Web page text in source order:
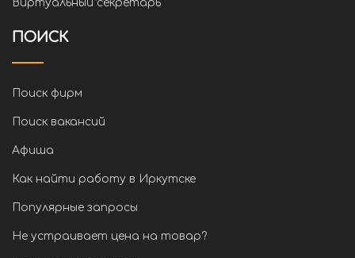
Виртуальный секретарь
ПОИСК
Поиск фирм
Поиск вакансий
Афиша
Как найти работу в Иркутске
Популярные запросы
Не устраивает цена на товар?